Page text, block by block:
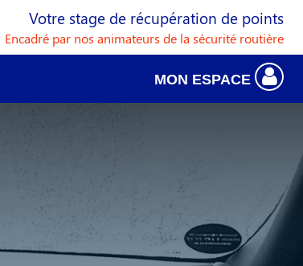
Votre stage de récupération de points
Encadré par nos animateurs de la sécurité routière
MON ESPACE